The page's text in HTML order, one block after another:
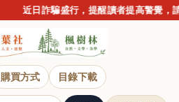
近日詐騙盛行，提醒讀者提高警覺，請
購買方式 目錄下載